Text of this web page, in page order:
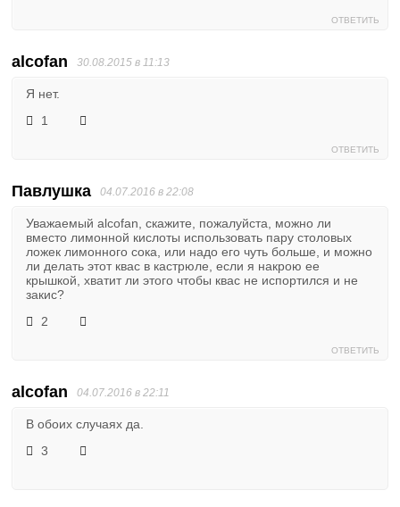
ОТВЕТИТЬ
alcofan 30.08.2015 в 11:13
Я нет.
1
ОТВЕТИТЬ
Павлушка 04.07.2016 в 22:08
Уважаемый alcofan, скажите, пожалуйста, можно ли
вместо лимонной кислоты использовать пару столовых
ложек лимонного сока, или надо его чуть больше, и можно
ли делать этот квас в кастрюле, если я накрою ее
крышкой, хватит ли этого чтобы квас не испортился и не
закис?
2
ОТВЕТИТЬ
alcofan 04.07.2016 в 22:11
В обоих случаях да.
3